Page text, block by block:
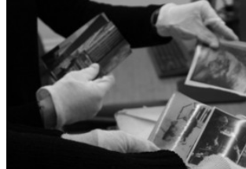
"SOLIDARNOŚĆ"
ŚMIETNIK, KOSZ,STARCIA